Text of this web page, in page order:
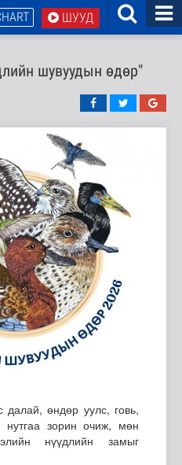
ШУУД
шувуудын өдөр"
далай, өндөр уулс, говь,
нутгаа зорин очиж, мөн
нүүдлийн замыг